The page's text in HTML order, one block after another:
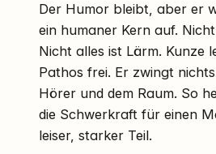
Der Humor bleibt, aber er
ein humaner Kern auf.
Nicht alles ist Lärm. Kunze
Pathos frei. Er zwingt
Hörer und dem Raum. So
die Schwerkraft für einen
leiser, starker Teil.